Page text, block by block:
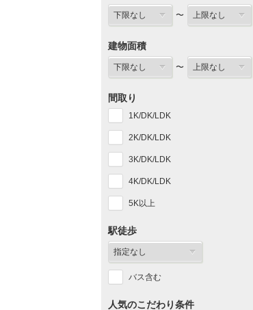
〜
建物面積
〜
間取り
1K/DK/LDK
2K/DK/LDK
3K/DK/LDK
4K/DK/LDK
5K以上
駅徒歩
バス含む
人気のこだわり条件